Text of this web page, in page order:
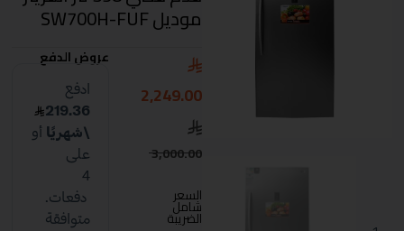
موديل SW700H-FUF
3,000.00
2,249.00
السعر
شامل
الضريبة
عروض الدفع